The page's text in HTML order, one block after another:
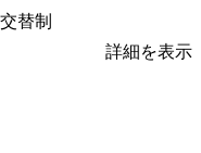
替制
詳細を表示